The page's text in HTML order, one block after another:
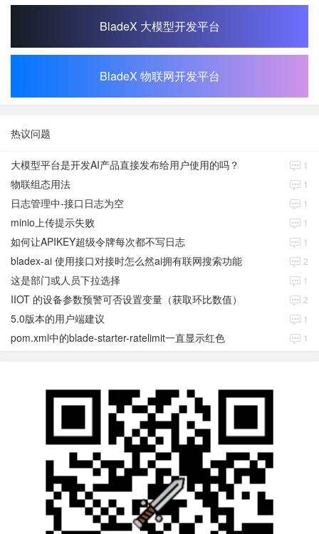
BladeX 大模型开发平台
BladeX 物联网开发平台
热议问题
大模型平台是开发AI产品直接发布给用户使用的吗？ 1
物联组态用法 1
日志管理中-接口日志为空 1
minio上传提示失败 1
如何让APIKEY超级令牌每次都不写日志 1
bladex-ai 使用接口对接时怎么然ai拥有联网搜索功能 2
这是部门或人员下拉选择 1
IIOT 的设备参数预警可否设置变量（获取环比数值） 2
5.0版本的用户端建议 1
pom.xml中的blade-starter-ratelimit一直显示红色 1